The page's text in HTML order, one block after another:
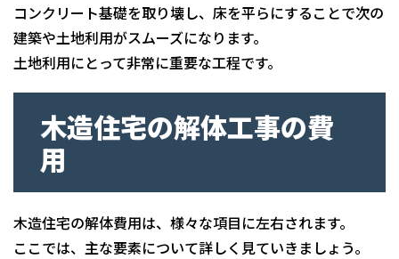
コンクリート基礎を取り壊し、床を平らにすることで次の
建築や土地利用がスムーズになります。
土地利用にとって非常に重要な工程です。
木造住宅の解体工事の費
用
木造住宅の解体費用は、様々な項目に左右されます。
ここでは、主な要素について詳しく見ていきましょう。